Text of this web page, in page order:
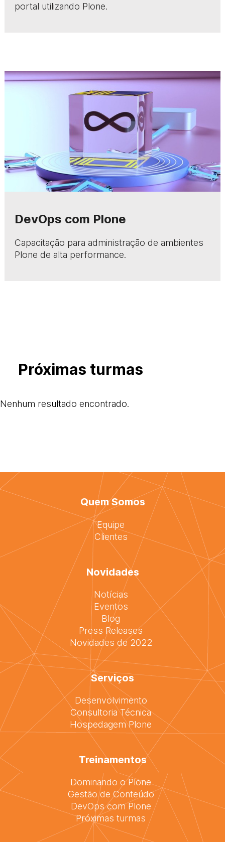
portal utilizando Plone.
DevOps com Plone
Capacitação para administração de ambientes
Plone de alta performance.
Próximas turmas
Nenhum resultado encontrado.
Quem Somos
Equipe
Clientes
Novidades
Notícias
Eventos
Blog
Press Releases
Novidades de 2022
Serviços
Desenvolvimento
Consultoria Técnica
Hospedagem Plone
Treinamentos
Dominando o Plone
Gestão de Conteúdo
DevOps com Plone
Próximas turmas